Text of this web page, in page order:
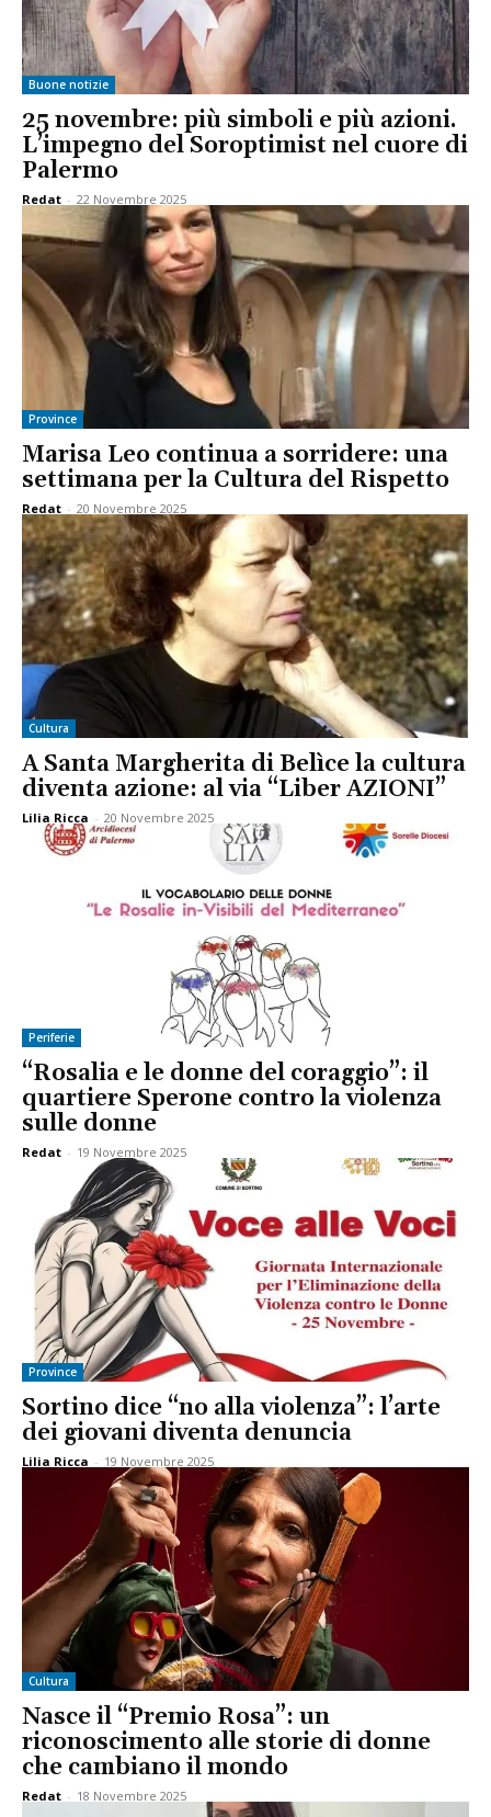
Buone notizie
25 novembre: più simboli e più azioni.
L’impegno del Soroptimist nel cuore di
Palermo
Redat - 22 Novembre 2025
Province
Marisa Leo continua a sorridere: una
settimana per la Cultura del Rispetto
Redat - 20 Novembre 2025
Cultura
A Santa Margherita di Belìce la cultura
diventa azione: al via “Liber AZIONI”
Lilia Ricca - 20 Novembre 2025
Periferie
“Rosalia e le donne del coraggio”: il
quartiere Sperone contro la violenza
sulle donne
Redat - 19 Novembre 2025
Province
Sortino dice “no alla violenza”: l’arte
dei giovani diventa denuncia
Lilia Ricca - 19 Novembre 2025
Cultura
Nasce il “Premio Rosa”: un
riconoscimento alle storie di donne
che cambiano il mondo
Redat - 18 Novembre 2025